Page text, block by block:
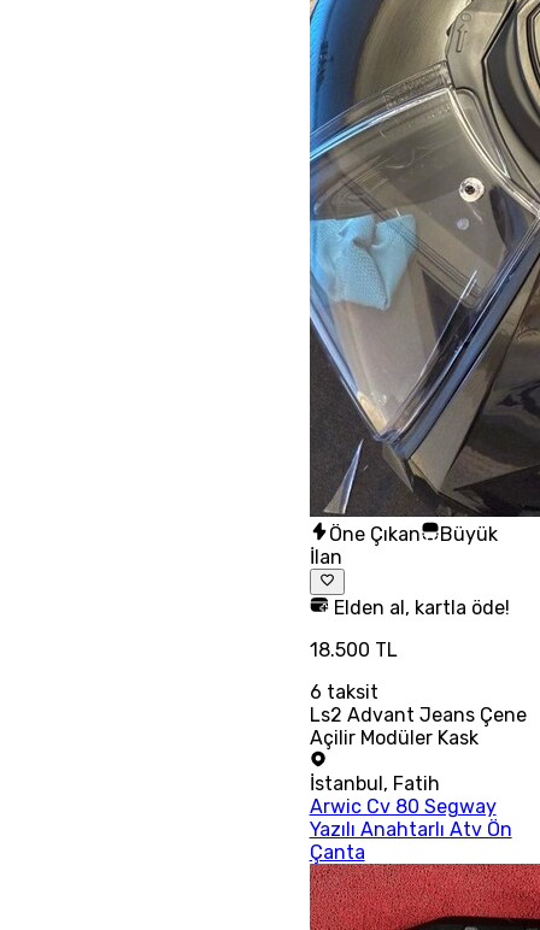
Öne Çıkan
Büyük
İlan
Elden al, kartla öde!
18.500 TL
6 taksit
Ls2 Advant Jeans Çene
Açilir Modüler Kask
İstanbul , Fatih
Arwic Cv 80 Segway
Yazılı Anahtarlı Atv Ön
Çanta